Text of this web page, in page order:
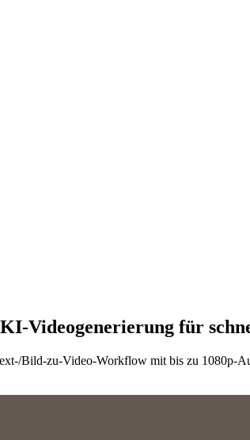
Videogenerierung für
Bild-zu-Video-Workflow mit bis zu 1080p-